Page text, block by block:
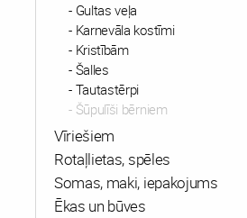
Gultas veļa
Karnevāla kostīmi
Kristībām
Šalles
Tautastērpi
Šūpulīši bērniem
Vīriešiem
Rotaļlietas, spēles
Somas, maki, iepakojums
Ēkas un būves